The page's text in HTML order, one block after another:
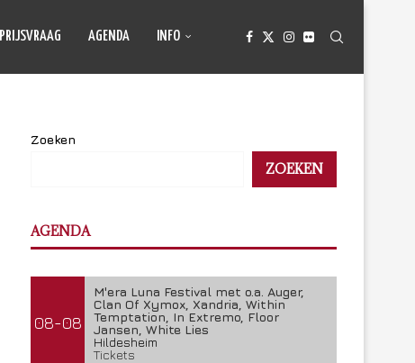
PRIJSVRAAG AGENDA INFO
Zoeken
ZOEKEN
AGENDA
08-08
M'era Luna Festival met o.a. Auger,
Clan Of Xymox, Xandria, Within
Temptation, In Extremo, Floor
Jansen, White Lies
Hildesheim
Tickets